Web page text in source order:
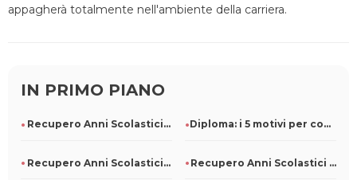
appagherà totalmente nell'ambiente della carriera.
IN PRIMO PIANO
Recupero Anni Scolastici Persi A Napoli Diploma: i 5 motivi per conseguirlo, anche in ritardo
Recupero Anni Scolastici Persi A Noli Recupero Anni Scolastici Persi A Pompeiana